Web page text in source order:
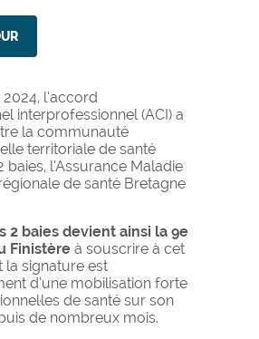
l’accord
interprofessionnel (ACI) a
la communauté
territoriale de santé
baies, l’Assurance Maladie
de santé Bretagne
2 baies devient ainsi la 9e
Finistère à souscrire à cet
signature est
d’une mobilisation forte
de santé sur son
de nombreux mois.